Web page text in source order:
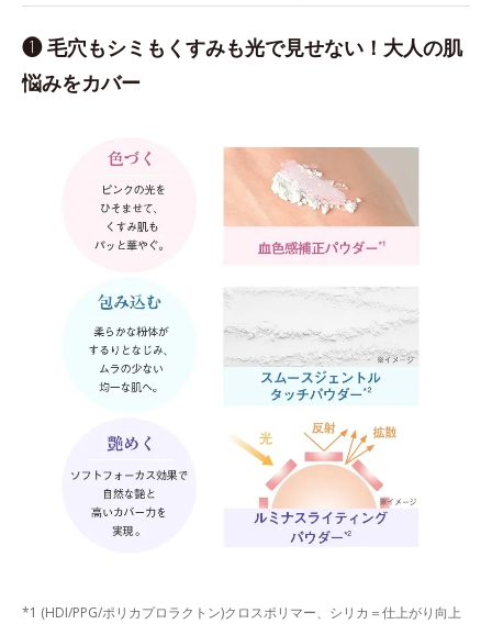
❶ 毛穴もシミもくすみも光で見せない！大人の肌
悩みをカバー
*1 (HDI/PPG/ポリカプロラクトン)クロスポリマー、シリカ＝仕上がり向上